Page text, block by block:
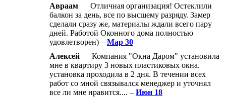
Авраам
Отличная организация! Остеклили
балкон за день, все по высшему разряду. Замер
сделали сразу же, материалы ждали всего пару
дней. Работой Оконного дома полностью
удовлетворен) – Мар 30
Алексей
Компания "Окна Даром" установила
мне в квартиру 3 новых пластиковых окна.
установка проходила в 2 дня. В течении всех
работ со мной связывался менеджер и уточнял
все ли мне нравится.... – Июн 18